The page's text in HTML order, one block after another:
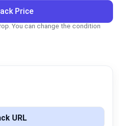
Price
You can change the condition
URL